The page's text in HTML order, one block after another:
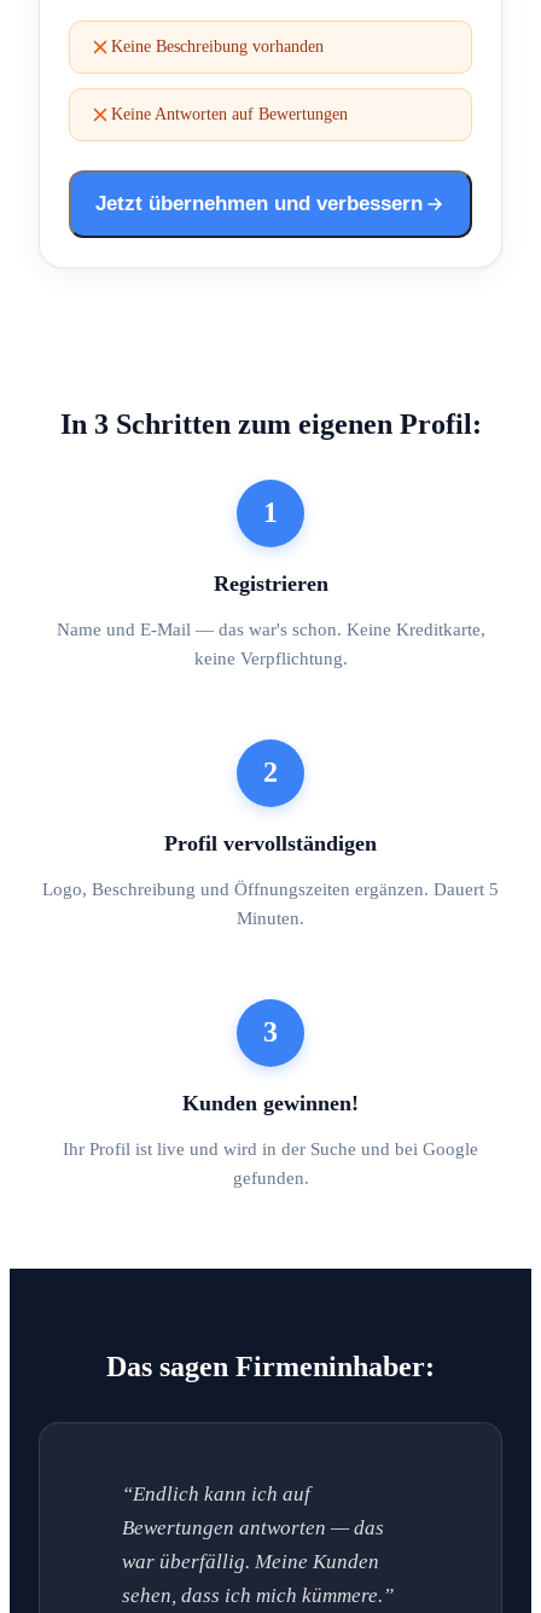
Keine Beschreibung vorhanden
Keine Antworten auf Bewertungen
Jetzt übernehmen und verbessern
In 3 Schritten zum eigenen Profil:
1
Registrieren
Name und E-Mail — das war's schon. Keine Kreditkarte,
keine Verpflichtung.
2
Profil vervollständigen
Logo, Beschreibung und Öffnungszeiten ergänzen. Dauert 5
Minuten.
3
Kunden gewinnen!
Ihr Profil ist live und wird in der Suche und bei Google
gefunden.
Das sagen Firmeninhaber:
“Endlich kann ich auf
Bewertungen antworten — das
war überfällig. Meine Kunden
sehen, dass ich mich kümmere.”